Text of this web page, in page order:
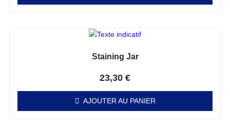
Staining Jar
23,30 €
AJOUTER AU PANIER